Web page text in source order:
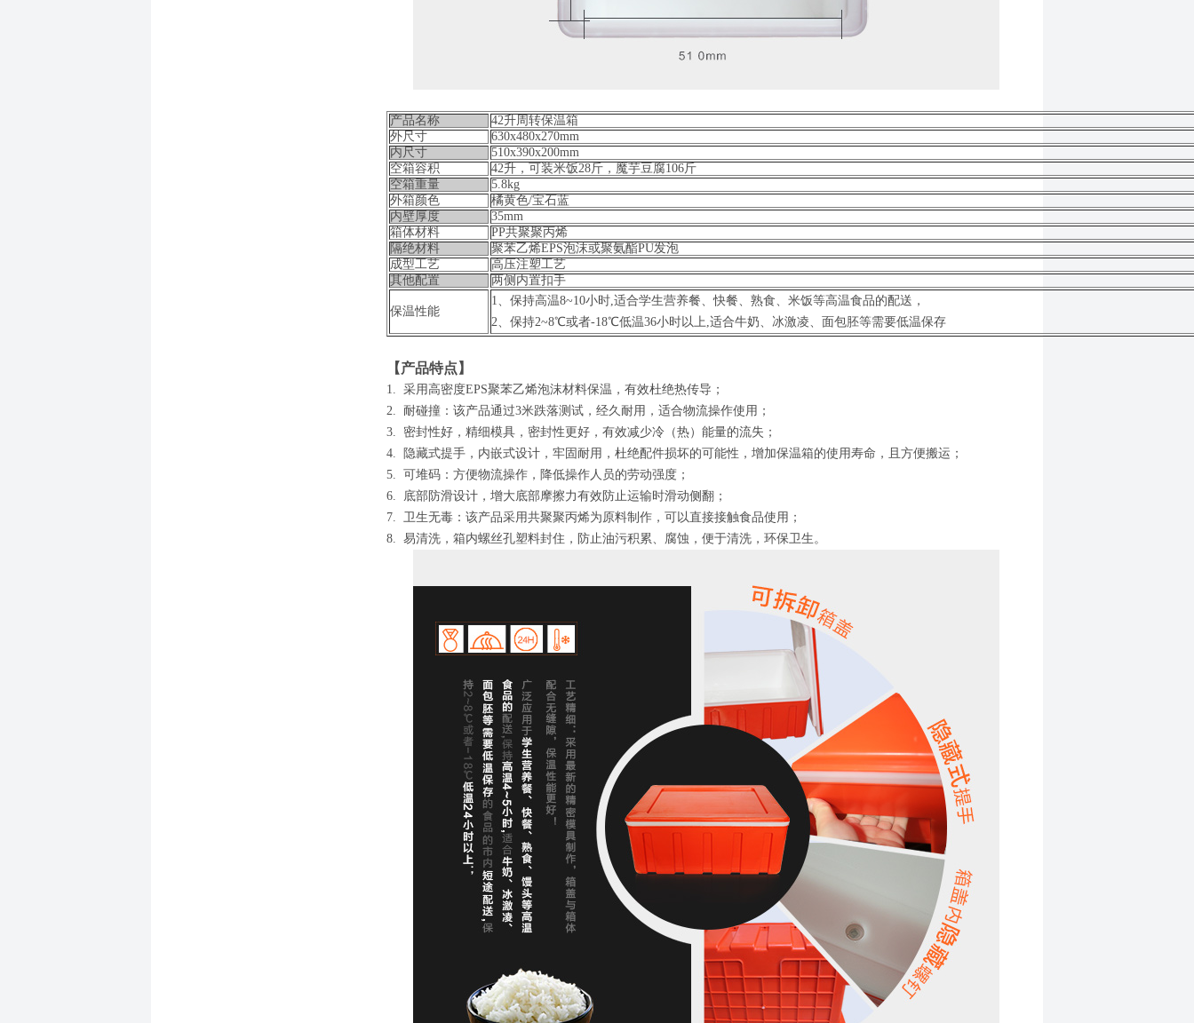
产品名称
42升周转保温箱
外尺寸
630x480x270mm
内尺寸
510x390x200mm
空箱容积
42升，可装米饭28斤，魔芋豆腐106斤
空箱重量
5.8kg
外箱颜色
橘黄色/宝石蓝
内壁厚度
35mm
箱体材料
PP共聚聚丙烯
隔绝材料
聚苯乙烯EPS泡沫或聚氨酯PU发泡
成型工艺
高压注塑工艺
其他配置
两侧内置扣手
保温性能
1、保持高温8~10小时,适合学生营养餐、快餐、熟食、米饭等高温食品的配送，
2、保持2~8℃或者-18℃低温36小时以上,适合牛奶、冰激凌、面包胚等需要低温保存
【产品特点】
1. 采用高密度EPS聚苯乙烯泡沫材料保温，有效杜绝热传导；
2. 耐碰撞：该产品通过3米跌落测试，经久耐用，适合物流操作使用；
3. 密封性好，精细模具，密封性更好，有效减少冷（热）能量的流失；
4. 隐藏式提手，内嵌式设计，牢固耐用，杜绝配件损坏的可能性，增加保温箱的使用寿命，且方便搬运；
5. 可堆码：方便物流操作，降低操作人员的劳动强度；
6. 底部防滑设计，增大底部摩擦力有效防止运输时滑动侧翻；
7. 卫生无毒：该产品采用共聚聚丙烯为原料制作，可以直接接触食品使用；
8. 易清洗，箱内螺丝孔塑料封住，防止油污积累、腐蚀，便于清洗，环保卫生。